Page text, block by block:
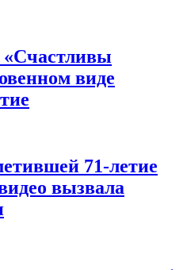
«Счастливы
виде
71-летие
вызвала